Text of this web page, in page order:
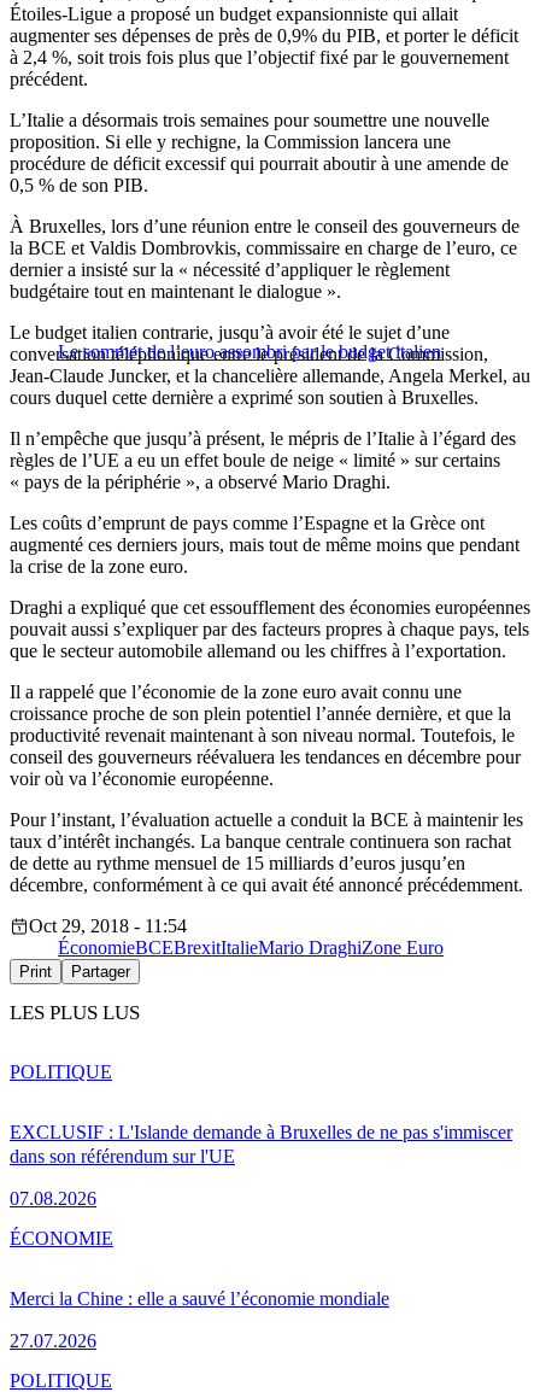
Étoiles-Ligue a proposé un budget expansionniste qui allait
augmenter ses dépenses de près de 0,9% du PIB, et porter le déficit
à 2,4 %, soit trois fois plus que l’objectif fixé par le gouvernement
précédent.
L’Italie a désormais trois semaines pour soumettre une nouvelle
proposition. Si elle y rechigne, la Commission lancera une
procédure de déficit excessif qui pourrait aboutir à une amende de
0,5 % de son PIB.
À Bruxelles, lors d’une réunion entre le conseil des gouverneurs de
la BCE et Valdis Dombrovkis, commissaire en charge de l’euro, ce
dernier a insisté sur la « nécessité d’appliquer le règlement
budgétaire tout en maintenant le dialogue ».
Le sommet de l’euro assombri par le budget italien
Le budget italien contrarie, jusqu’à avoir été le sujet d’une
conversation téléphonique entre le président de la Commission,
Jean-Claude Juncker, et la chancelière allemande, Angela Merkel, au
cours duquel cette dernière a exprimé son soutien à Bruxelles.
Il n’empêche que jusqu’à présent, le mépris de l’Italie à l’égard des
règles de l’UE a eu un effet boule de neige « limité » sur certains
« pays de la périphérie », a observé Mario Draghi.
Les coûts d’emprunt de pays comme l’Espagne et la Grèce ont
augmenté ces derniers jours, mais tout de même moins que pendant
la crise de la zone euro.
Draghi a expliqué que cet essoufflement des économies européennes
pouvait aussi s’expliquer par des facteurs propres à chaque pays, tels
que le secteur automobile allemand ou les chiffres à l’exportation.
Il a rappelé que l’économie de la zone euro avait connu une
croissance proche de son plein potentiel l’année dernière, et que la
productivité revenait maintenant à son niveau normal. Toutefois, le
conseil des gouverneurs réévaluera les tendances en décembre pour
voir où va l’économie européenne.
Pour l’instant, l’évaluation actuelle a conduit la BCE à maintenir les
taux d’intérêt inchangés. La banque centrale continuera son rachat
de dette au rythme mensuel de 15 milliards d’euros jusqu’en
décembre, conformément à ce qui avait été annoncé précédemment.
Oct 29, 2018 - 11:54
ÉconomieBCEBrexitItalieMario DraghiZone Euro
Print Partager
LES PLUS LUS
EXCLUSIF : L'Islande demande à Bruxelles de ne pas s'immiscer
dans son référendum sur l'UE
07.08.2026
POLITIQUE
Merci la Chine : elle a sauvé l’économie mondiale
27.07.2026
ÉCONOMIE
POLITIQUE